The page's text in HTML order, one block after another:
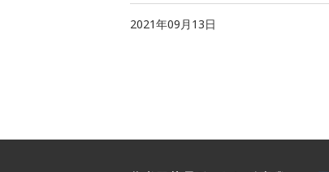
2021年09月13日